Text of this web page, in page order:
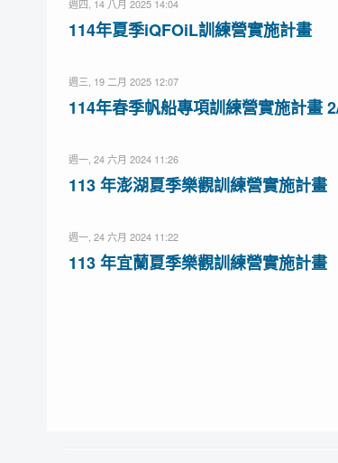
週四, 14 八月 2025 14:04
114年夏季iQFOiL訓練營實施計畫
週三, 19 二月 2025 12:07
114年春季帆船專項訓練營實施計畫
週一, 24 六月 2024 11:26
113 年澎湖夏季樂觀訓練營實施計畫
週一, 24 六月 2024 11:22
113 年宜蘭夏季樂觀訓練營實施計畫